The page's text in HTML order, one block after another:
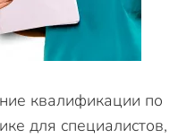
квалификации по
для специалистов,